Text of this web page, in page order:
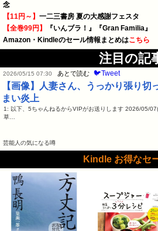
念
【11円～】 一二三書房 夏の大感謝フェスタ
【全巻99円】
『いんブラ！』『Gran Familia』
Amazon・Kindleのセール情報まとめはこちら
注目の記
2026/05/15 07:30 あとで読む 🐦Tweet
【画像】人妻さん、うっかり張り切
まい炎上
1: 以下、5ちゃんねるからVIPがお送りします 2026/05/
草…
芸能人の気になる噂
Kindle お得なセ